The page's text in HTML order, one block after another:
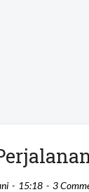
15:18 3